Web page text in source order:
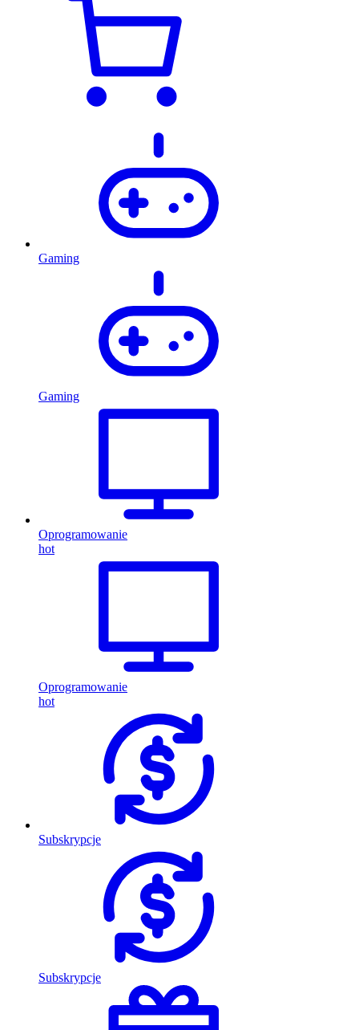
Gaming
Gaming
Oprogramowanie
hot
Oprogramowanie
hot
Subskrypcje
Subskrypcje